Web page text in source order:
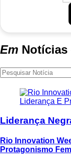
Em Notícias
Liderança
Rio Innovation
Protagonismo